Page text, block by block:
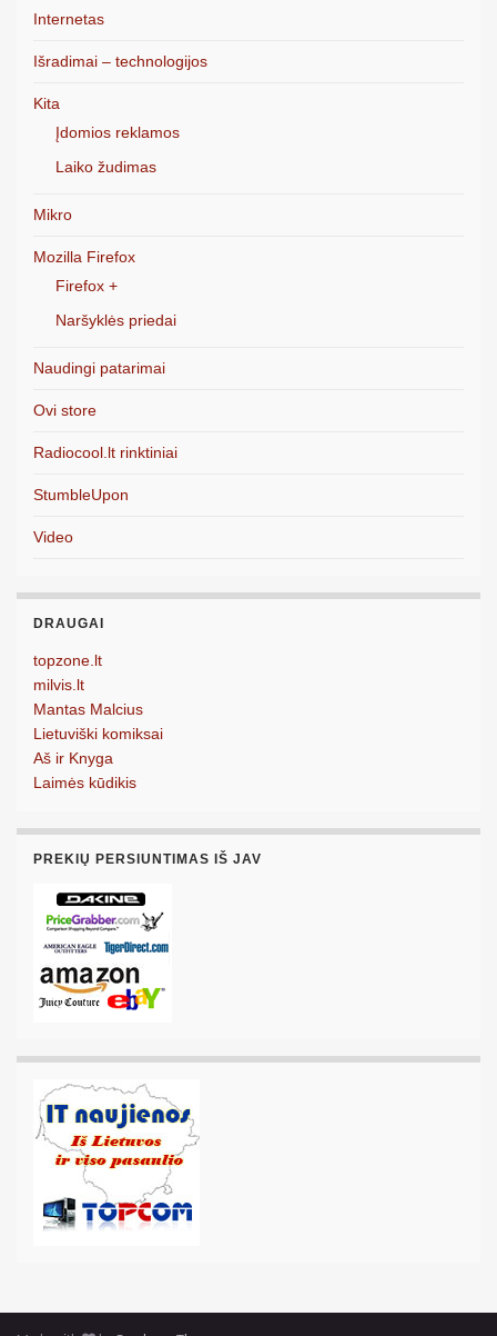
Internetas
Išradimai – technologijos
Kita
Įdomios reklamos
Laiko žudimas
Mikro
Mozilla Firefox
Firefox +
Naršyklės priedai
Naudingi patarimai
Ovi store
Radiocool.lt rinktiniai
StumbleUpon
Video
DRAUGAI
topzone.lt
milvis.lt
Mantas Malcius
Lietuviški komiksai
Aš ir Knyga
Laimės kūdikis
PREKIŲ PERSIUNTIMAS IŠ JAV